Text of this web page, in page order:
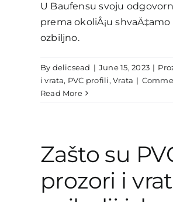
U Baufensu svoju
prema okoliÅ¡u shvaÄ‡amo
ozbiljno.
By delicsead | June 15, 2023 |
i vrata, PVC profili,Vrata |
Read More
Zašto su
prozori i